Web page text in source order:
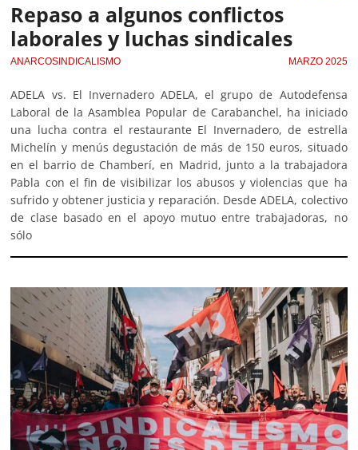
Repaso a algunos conflictos
laborales y luchas sindicales
ANARCOSINDICALISMO MARZO 2025
ADELA vs. El Invernadero ADELA, el grupo de Autodefensa
Laboral de la Asamblea Popular de Carabanchel, ha iniciado
una lucha contra el restaurante El Invernadero, de estrella
Michelín y menús degustación de más de 150 euros, situado
en el barrio de Chamberí, en Madrid, junto a la trabajadora
Pabla con el fin de visibilizar los abusos y violencias que ha
sufrido y obtener justicia y reparación. Desde ADELA, colectivo
de clase basado en el apoyo mutuo entre trabajadoras, no
sólo